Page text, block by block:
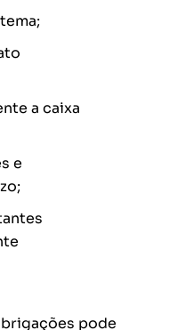
a caixa
e
pode